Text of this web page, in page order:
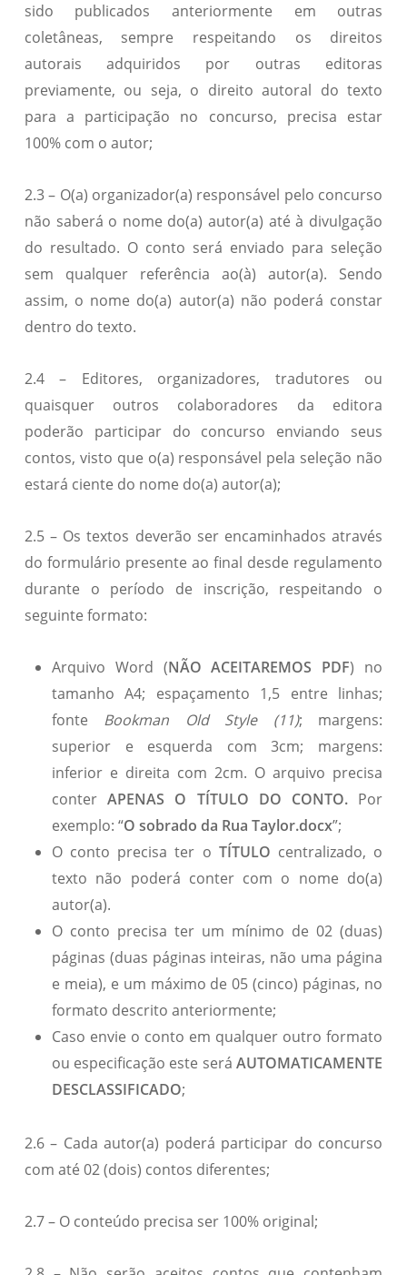
sido publicados anteriormente em outras
coletâneas, sempre respeitando os direitos
autorais adquiridos por outras editoras
previamente, ou seja, o direito autoral do texto
para a participação no concurso, precisa estar
100% com o autor;
2.3 – O(a) organizador(a) responsável pelo concurso
não saberá o nome do(a) autor(a) até à divulgação
do resultado. O conto será enviado para seleção
sem qualquer referência ao(à) autor(a). Sendo
assim, o nome do(a) autor(a) não poderá constar
dentro do texto.
2.4 – Editores, organizadores, tradutores ou
quaisquer outros colaboradores da editora
poderão participar do concurso enviando seus
contos, visto que o(a) responsável pela seleção não
estará ciente do nome do(a) autor(a);
2.5 – Os textos deverão ser encaminhados através
do formulário presente ao final desde regulamento
durante o período de inscrição, respeitando o
seguinte formato:
Arquivo Word (NÃO ACEITAREMOS PDF) no
tamanho A4; espaçamento 1,5 entre linhas;
fonte Bookman Old Style (11); margens:
superior e esquerda com 3cm; margens:
inferior e direita com 2cm. O arquivo precisa
conterAPENAS O TÍTULO DO CONTO. Por
exemplo: “O sobrado da Rua Taylor.docx”;
O conto precisa ter o TÍTULO centralizado, o
texto não poderá conter com o nome do(a)
autor(a).
O conto precisa ter um mínimo de 02 (duas)
páginas (duas páginas inteiras, não uma página
e meia), e um máximo de 05 (cinco) páginas, no
formato descrito anteriormente;
Caso envie o conto em qualquer outro formato
ou especificação este seráAUTOMATICAMENTE
DESCLASSIFICADO;
2.6 – Cada autor(a) poderá participar do concurso
com até 02 (dois) contos diferentes;
2.7 – O conteúdo precisa ser 100% original;